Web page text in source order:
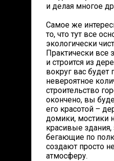
и делая многое
Самое же
то, что тут все
экологически
Практически все
и строится из
вокруг вас будет
невероятное
строительство
окончено, вы
его красотой –
домики, мостики
красивые здания,
бегающие по
создают просто
атмосферу.